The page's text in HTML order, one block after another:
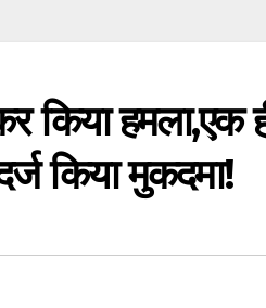
किया हमला,एक
किया मुकदमा!